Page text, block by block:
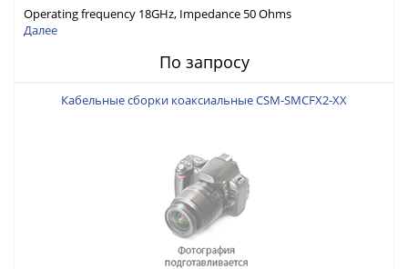
Operating frequency 18GHz, Impedance 50 Ohms
Далее
По запросу
Кабельные сборки коаксиальные CSM-SMCFX2-XX